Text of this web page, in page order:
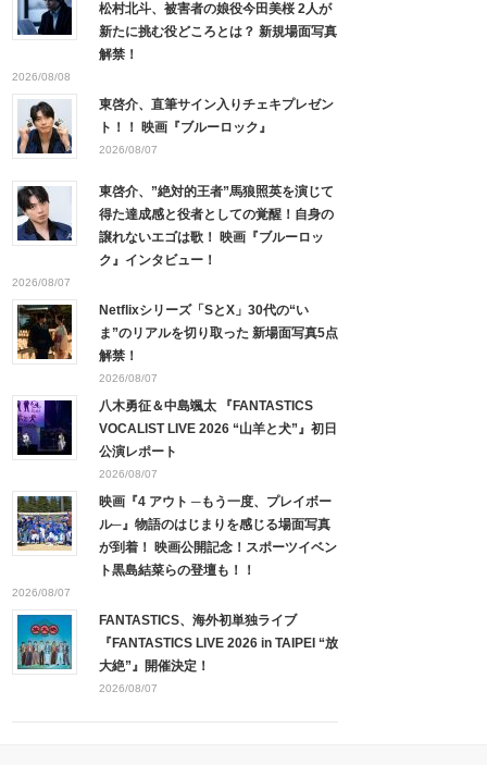
松村北斗、被害者の娘役今田美桜 2人が
新たに挑む役どころとは？ 新規場面写真
解禁！
2026/08/08
東啓介、直筆サイン入りチェキプレゼン
ト！！ 映画『ブルーロック』
2026/08/07
東啓介、”絶対的王者”馬狼照英を演じて
得た達成感と役者としての覚醒！自身の
譲れないエゴは歌！ 映画『ブルーロッ
ク』インタビュー！
2026/08/07
Netflixシリーズ「SとX」30代の“い
ま”のリアルを切り取った 新場面写真5点
解禁！
2026/08/07
八木勇征＆中島颯太 『FANTASTICS
VOCALIST LIVE 2026 “山羊と犬”』初日
公演レポート
2026/08/07
映画『4 アウト ─もう一度、プレイボー
ル─』物語のはじまりを感じる場面写真
が到着！ 映画公開記念！スポーツイベン
ト黒島結菜らの登壇も！！
2026/08/07
FANTASTICS、海外初単独ライブ
『FANTASTICS LIVE 2026 in TAIPEI “放
大絶”』開催決定！
2026/08/07